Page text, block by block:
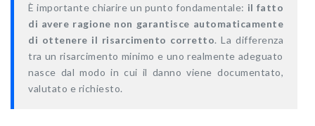
È importante chiarire un punto fondamentale: il fatto
di avere ragione non garantisce automaticamente
di ottenere il risarcimento corretto. La differenza
tra un risarcimento minimo e uno realmente adeguato
nasce dal modo in cui il danno viene documentato,
valutato e richiesto.